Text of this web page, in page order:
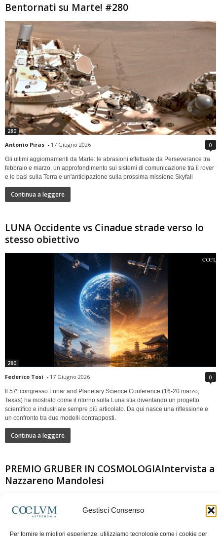
Gestisci Consenso
Per fornire le migliori esperienze, utilizziamo tecnologie come i cookie per
Bentornati su Marte! #280
280
Antonio Piras - 17 Giugno 2026 0
Gli ultimi aggiornamenti da Marte: le abrasioni effettuate da Perseverance tra
febbraio e marzo, un approfondimento sui sistemi di comunicazione tra il rover
e le basi sulla Terra e un'anticipazione sulla prossima missione Skyfall
Continua a leggere
LUNA Occidente vs Cinadue strade verso lo
stesso obiettivo
280
Federico Tosi - 17 Giugno 2026 0
Il 57º congresso Lunar and Planetary Science Conference (16-20 marzo,
Texas) ha mostrato come il ritorno sulla Luna stia diventando un progetto
scientifico e industriale sempre più articolato. Da qui nasce una riflessione e
un confronto tra due modelli contrapposti.
Continua a leggere
PREMIO GRUBER IN COSMOLOGIAIntervista a
Nazzareno Mandolesi